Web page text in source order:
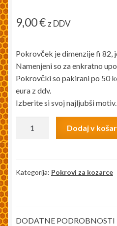
9,00€ z DDV
Pokrovček je dimenzije fi 82,
Namenjeni so za enkratno
Pokrovčki so pakirani po 50
eura z ddv.
Izberite si svoj najljubši motiv.
-
med)
Dodaj v
Kategorija: Pokrovi za kozarce
DODATNE PODROBNOSTI